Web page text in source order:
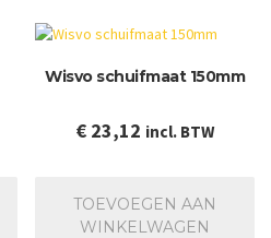
Wisvo schuifmaat 150mm
€ 23,12 incl. BTW
TOEVOEGEN AAN
WINKELWAGEN